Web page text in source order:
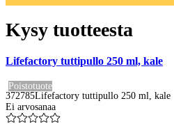
Kysy tuotteesta
Lifefactory tuttipullo 250 ml, kale
Poistotuote
372785Lifefactory tuttipullo 250 ml, kale
Ei arvosanaa